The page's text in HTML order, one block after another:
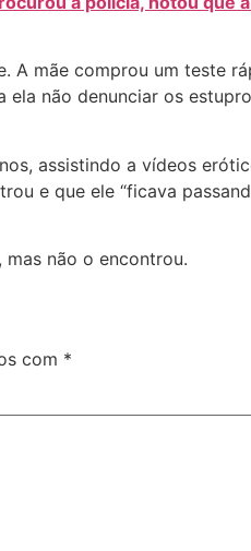
A mãe comprou um teste
não denunciar os
assistindo a vídeos
e que ele “ficava
não o encontrou.
com *